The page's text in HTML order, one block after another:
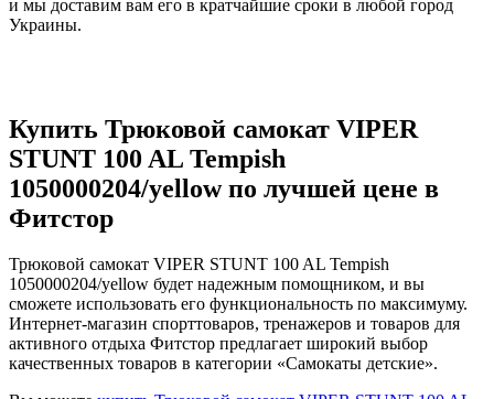
и мы доставим вам его в кратчайшие сроки в любой город
Украины.
Купить Трюковой самокат VIPER
STUNT 100 AL Tempish
1050000204/yellow по лучшей цене в
Фитстор
Трюковой самокат VIPER STUNT 100 AL Tempish
1050000204/yellow будет надежным помощником, и вы
сможете использовать его функциональность по максимуму.
Интернет-магазин спорттоваров, тренажеров и товаров для
активного отдыха Фитстор предлагает широкий выбор
качественных товаров в категории «Самокаты детские».